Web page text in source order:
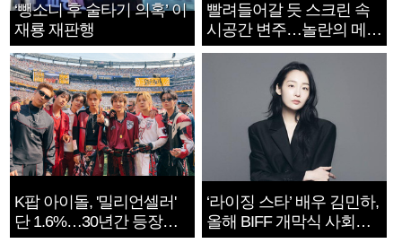
‘뺑소니 후 술타기 의혹’ 이
재룡 재판행
빨려들어갈 듯 스크린 속
시공간 변주…놀란의 메시
지는 ‘전쟁 속죄’
K팝 아이돌, '밀리언셀러'
단 1.6%…30년간 등장
1182개팀 전수조사
‘라이징 스타’ 배우 김민하,
올해 BIFF 개막식 사회자
확정